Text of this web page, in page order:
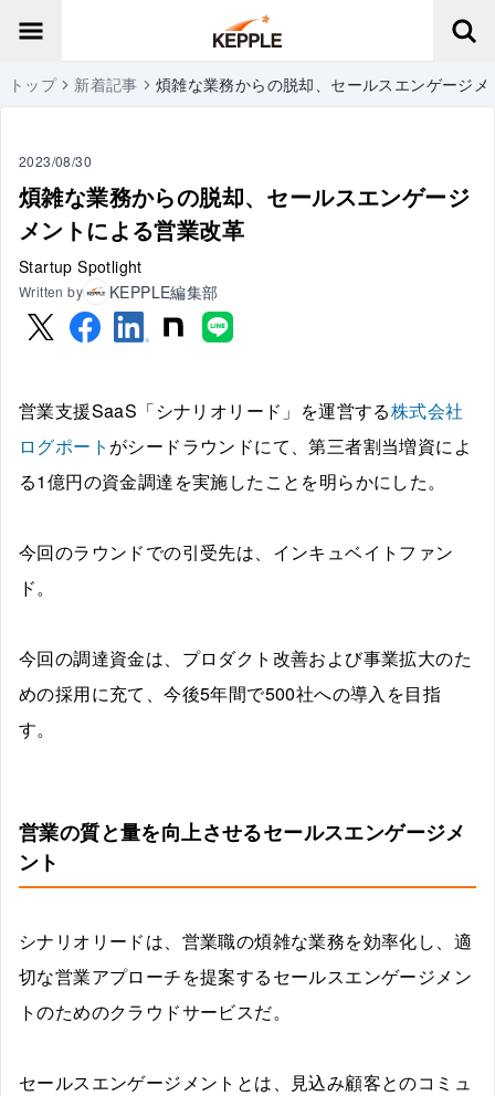
トップ 新着記事 煩雑な業務からの脱却、セールスエンゲージ
2023/08/30
煩雑な業務からの脱却、セールスエンゲージ
メントによる営業改革
Startup Spotlight
Written by KEPPLE編集部
営業支援SaaS「シナリオリード」を運営する株式会社
ログポート がシードラウンドにて、第三者割当増資によ
る1億円の資金調達を実施したことを明らかにした。
今回のラウンドでの引受先は、インキュベイトファン
ド。
今回の調達資金は、プロダクト改善および事業拡大のた
めの採用に充て、今後5年間で500社への導入を目指
す。
営業の質と量を向上させるセールスエンゲージメ
ント
シナリオリードは、営業職の煩雑な業務を効率化し、適
切な営業アプローチを提案するセールスエンゲージメン
トのためのクラウドサービスだ。
セールスエンゲージメントとは、見込み顧客とのコミュ